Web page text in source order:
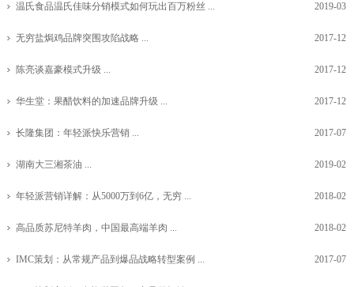
温氏食品温氏佳味分销模式如何玩出百万粉丝 ... 2019-03
无穷盐焗鸡品牌突围攻陷战略 ... 2017-12
陈亮谈嘉豪模式升级 ... 2017-12
华生堂：果醋饮料的加速品牌升级 ... 2017-12
长隆集团：年轻派快乐营销 ... 2017-07
湖南大三湘茶油 ... 2019-02
年轻派营销详解：从5000万到6亿，无穷 ... 2018-02
高品质苏尼特羊肉，中国最高端羊肉 ... 2018-02
IMC策划：从常规产品到爆品战略转型案例 ... 2017-07